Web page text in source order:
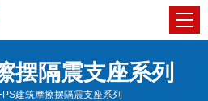
摆隔震支座系列
建筑摩擦摆隔震支座系列